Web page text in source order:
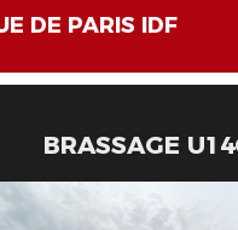
DE PARIS IDF
BRASSAGE